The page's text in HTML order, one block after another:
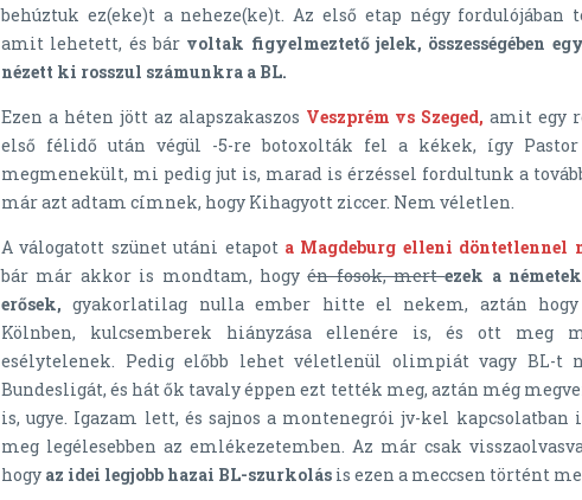
behúztuk ez(eke)t a neheze(ke)t. Az első etap négy fordulójában
amit lehetett, és bár voltak figyelmeztető jelek, összességében
nézett ki rosszul számunkra a BL.
Ezen a héten jött az alapszakaszos Veszprém vs Szeged, amit egy
első félidő után végül -5-re botoxolták fel a kékek, így
megmenekült, mi pedig jut is, marad is érzéssel fordultunk a
már azt adtam címnek, hogy Kihagyott ziccer. Nem véletlen.
A válogatott szünet utáni etapot a Magdeburg elleni döntetlennel
bár már akkor is mondtam, hogyén fosok, mertezek a
erősek, gyakorlatilag nulla ember hitte el nekem, aztán
Kölnben, kulcsemberek hiányzása ellenére is, és ott meg
esélytelenek. Pedig előbb lehet véletlenül olimpiát vagy BL-t
Bundesligát, és hát ők tavaly éppen ezt tették meg, aztán még
is, ugye. Igazam lett, és sajnos a montenegrói jv-kel kapcsolatban
meg legélesebben az emlékezetemben. Az már csak
hogy az idei legjobb hazai BL-szurkolás is ezen a meccsen történt